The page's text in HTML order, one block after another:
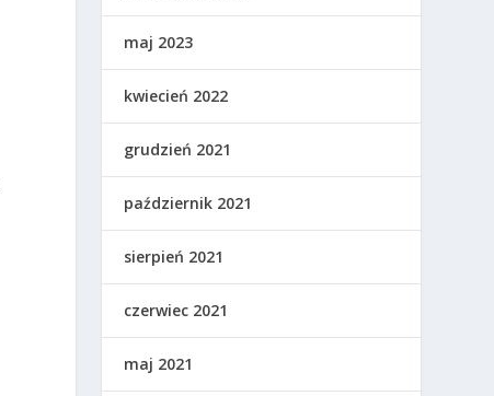
maj 2023
kwiecień 2022
grudzień 2021
październik 2021
sierpień 2021
czerwiec 2021
maj 2021